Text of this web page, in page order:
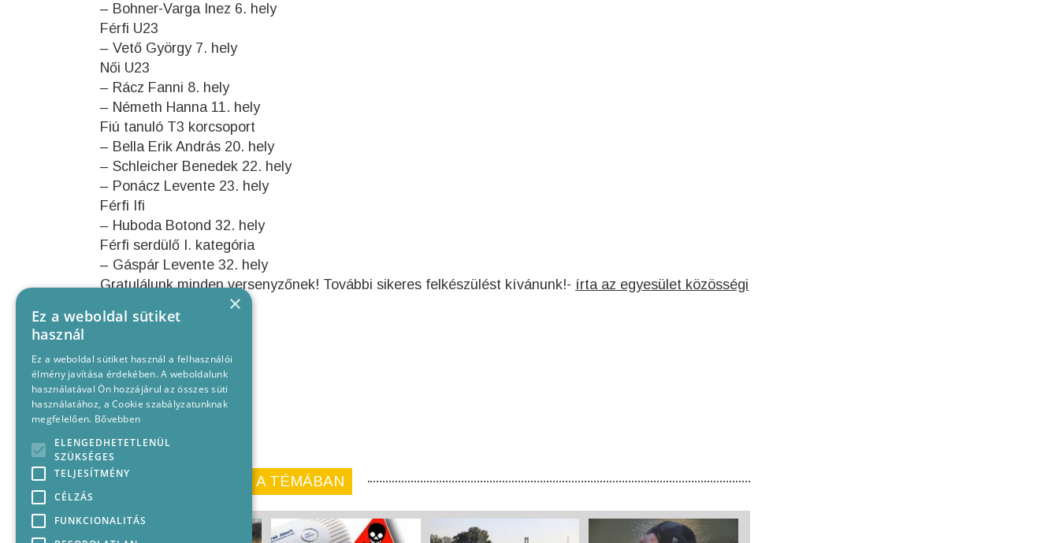
– Bohner-Varga Inez 6. hely
Férfi U23
– Vető György 7. hely
Női U23
– Rácz Fanni 8. hely
– Németh Hanna 11. hely
Fiú tanuló T3 korcsoport
– Bella Erik András 20. hely
– Schleicher Benedek 22. hely
– Ponácz Levente 23. hely
Férfi Ifi
– Huboda Botond 32. hely
Férfi serdülő I. kategória
– Gáspár Levente 32. hely
Gratulálunk minden versenyzőnek! További sikeres felkészülést kívánunk!- írta az egyesület közösségi
KORÁBBI CIKKEINK A TÉMÁBAN
×
Ez a weboldal sütiket
használ
Ez a weboldal sütiket használ a felhasználói
élmény javítása érdekében. A weboldalunk
használatával Ön hozzájárul az összes süti
használatához, a Cookie szabályzatunknak
megfelelően. Bővebben
ELENGEDHETETLENÜL
SZÜKSÉGES
TELJESÍTMÉNY
CÉLZÁS
FUNKCIONALITÁS